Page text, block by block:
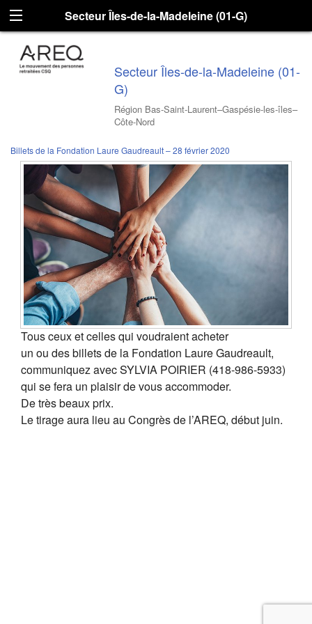
Secteur Îles-de-la-Madeleine (01-G)
Secteur Îles-de-la-Madeleine (01-
G)
Région Bas-Saint-Laurent–Gaspésie-les-îles–
Côte-Nord
Billets de la Fondation Laure Gaudreault – 28 février 2020
Tous ceux et celles qui voudraient acheter
un ou des billets de la Fondation Laure Gaudreault,
communiquez avec SYLVIA POIRIER (418-986-5933)
qui se fera un plaisir de vous accommoder.
De très beaux prix.
Le tirage aura lieu au Congrès de l’AREQ, début juin.